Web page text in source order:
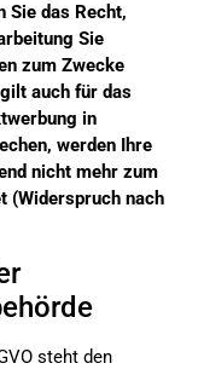
Sie das Recht,
Sie
zum Zwecke
auch für das
in
werden Ihre
nicht mehr zum
(Widerspruch nach
steht den